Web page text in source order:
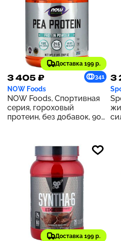
Доставка 199 р.
3 405 ₽ 341
NOW Foods
NOW Foods, Спортивная
серия, гороховый
протеин, без добавок, 907
3
Доставка 199 р.